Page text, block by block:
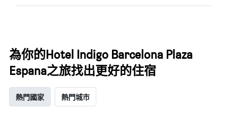
為你的Hotel Indigo Barcelona Plaza
Espana之旅找出更好的住宿
熱門國家 熱門城市